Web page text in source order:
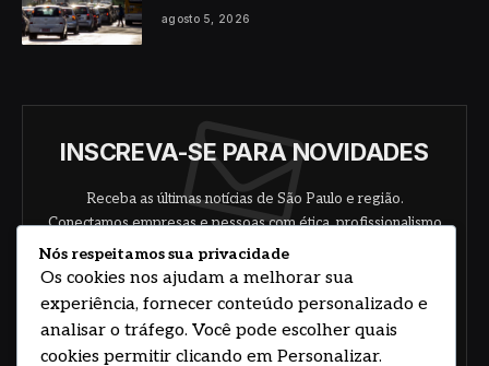
agosto 5, 2026
INSCREVA-SE PARA NOVIDADES
Receba as últimas notícias de São Paulo e região.
Conectamos empresas e pessoas com ética, profissionalismo
e responsabilidade.
Nós respeitamos sua privacidade
Os cookies nos ajudam a melhorar sua
experiência, fornecer conteúdo personalizado e
analisar o tráfego. Você pode escolher quais
cookies permitir clicando em Personalizar.